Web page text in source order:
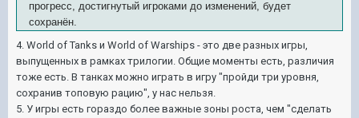
прогресс, достигнутый игроками до изменений, будет
сохранён.
4. World of Tanks и World of Warships - это две разных игры,
выпущенных в рамках трилогии. Общие моменты есть, различия
тоже есть. В танках можно играть в игру "пройди три уровня,
сохранив топовую рацию", у нас нельзя.
5. У игры есть гораздо более важные зоны роста, чем "сделать